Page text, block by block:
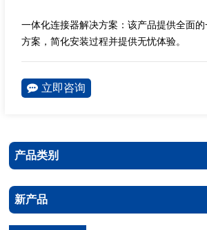
一体化连接器解决方案：该产品提供全面
方案，简化安装过程并提供无忧体验。
立即咨询
产品类别
新产品